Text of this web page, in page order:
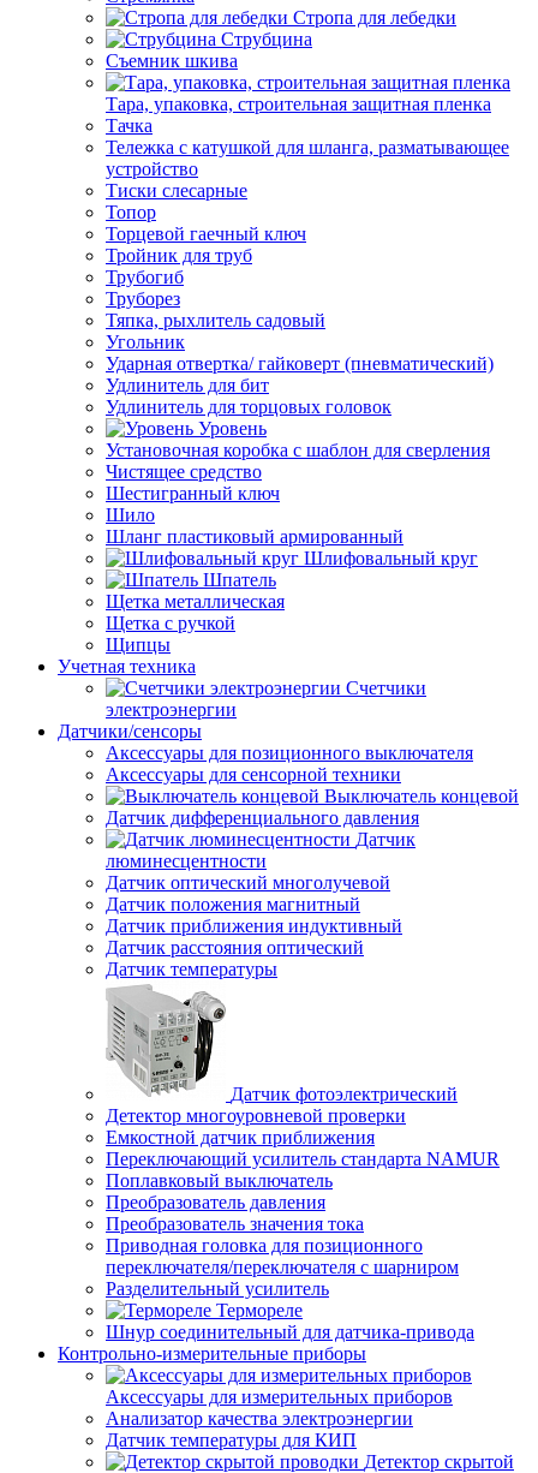
Стропа для лебедки
Струбцина
Съемник шкива
Тара, упаковка, строительная защитная пленка
Тачка
Тележка с катушкой для шланга, разматывающее
устройство
Тиски слесарные
Топор
Торцевой гаечный ключ
Тройник для труб
Трубогиб
Труборез
Тяпка, рыхлитель садовый
Угольник
Ударная отвертка/ гайковерт (пневматический)
Удлинитель для бит
Удлинитель для торцовых головок
Уровень
Установочная коробка с шаблон для сверления
Чистящее средство
Шестигранный ключ
Шило
Шланг пластиковый армированный
Шлифовальный круг
Шпатель
Щетка металлическая
Щетка с ручкой
Щипцы
Учетная техника
Счетчики
электроэнергии
Датчики/сенсоры
Аксессуары для позиционного выключателя
Аксессуары для сенсорной техники
Выключатель концевой
Датчик дифференциального давления
Датчик
люминесцентности
Датчик оптический многолучевой
Датчик положения магнитный
Датчик приближения индуктивный
Датчик расстояния оптический
Датчик температуры
Датчик фотоэлектрический
Детектор многоуровневой проверки
Емкостной датчик приближения
Переключающий усилитель стандарта NAMUR
Поплавковый выключатель
Преобразователь давления
Преобразователь значения тока
Приводная головка для позиционного
переключателя/переключателя с шарниром
Разделительный усилитель
Термореле
Шнур соединительный для датчика-привода
Контрольно-измерительные приборы
Аксессуары для измерительных приборов
Анализатор качества электроэнергии
Датчик температуры для КИП
Детектор скрытой